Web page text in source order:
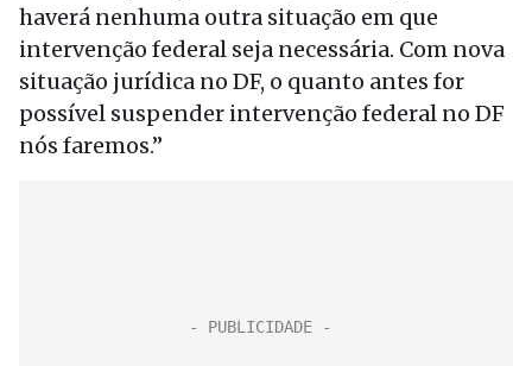
haverá nenhuma outra situação em que
intervenção federal seja necessária. Com nova
situação jurídica no DF, o quanto antes for
possível suspender intervenção federal no DF
nós faremos.”